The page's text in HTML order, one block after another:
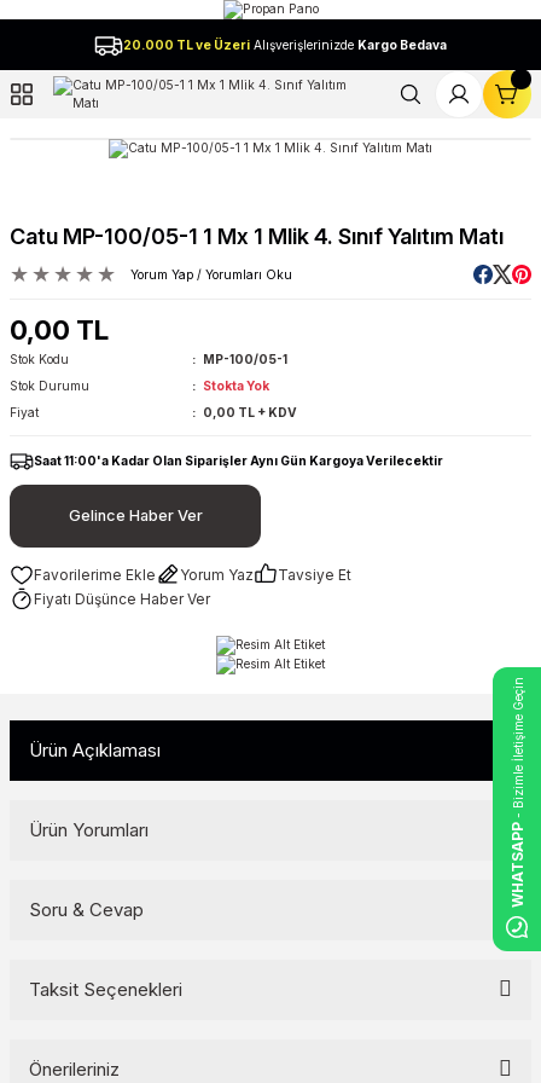
20.000 TL ve Üzeri Alışverişlerinizde Kargo Bedava
Catu MP-100/05-1 1 Mx 1 Mlik 4. Sınıf Yalıtım Matı
Yorum Yap / Yorumları Oku
0,00 TL
Stok Kodu
MP-100/05-1
Stok Durumu
Stokta Yok
Fiyat
0,00 TL + KDV
Saat 11:00'a Kadar Olan Siparişler Aynı Gün Kargoya Verilecektir
Gelince Haber Ver
Yorum Yaz
Tavsiye Et
Fiyatı Düşünce Haber Ver
Ürün Açıklaması
Ürün Yorumları
Soru & Cevap
Ürün hakkında henüz soru sorulmamış.
Taksit Seçenekleri
Önerileriniz
WHATSAPP
- Bizimle İletişime Geçin